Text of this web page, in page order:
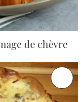
de chèvre